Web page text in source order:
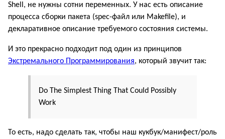
Shell, не нужны сотни переменных. У нас есть описание
процесса сборки пакета (spec-файл или Makefile), и
декларативное описание требуемого состояния системы.
И это прекрасно подходит под один из принципов
Экстремального Программирования, который звучит так:
Do The Simplest Thing That Could Possibly
Work
То есть, надо сделать так, чтобы наш кукбук/манифест/роль